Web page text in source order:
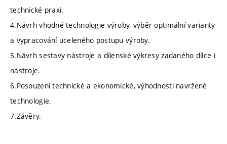
technické praxi.
4.Návrh vhodné technologie výroby, výběr optimální varianty
a vypracování uceleného postupu výroby.
5.Návrh sestavy nástroje a dílenské výkresy zadaného dílce i
nástroje.
6.Posouzení technické a ekonomické‚ výhodnosti navržené
technologie.
7.Závěry.